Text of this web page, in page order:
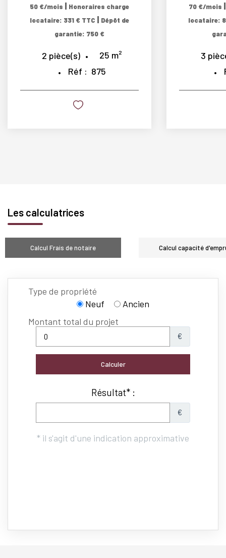
50 €/mois | Honoraires charge
locataire: 331 € TTC | Dépôt de
garantie: 750 €
2 pièce(s) 25 m²
Réf : 875
70 €/mois
locataire:
3
Les calculatrices
Calcul Frais de notaire Calcul capacité